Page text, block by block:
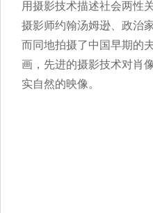
用摄影技术描述社会两性
摄影师约翰汤姆逊、政治
而同地拍摄了中国早期的
画，先进的摄影技术对肖
实自然的映像。